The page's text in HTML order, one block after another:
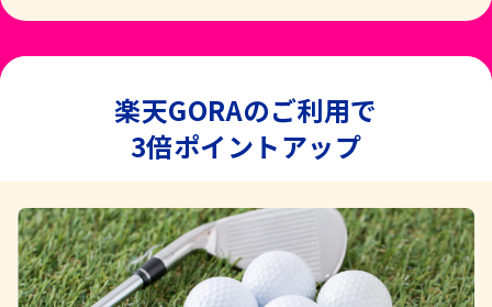
楽天GORAのご利用で
3倍ポイントアップ